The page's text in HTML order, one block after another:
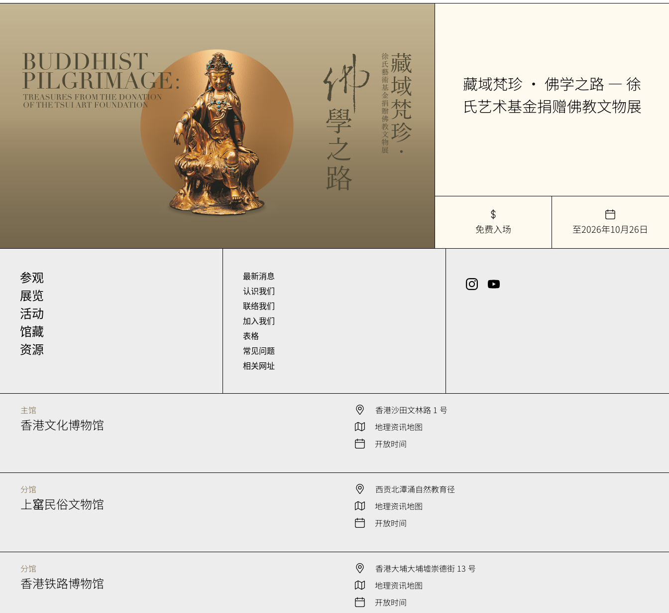
藏域梵珍 • 佛学之路 — 徐
氏艺术基金捐赠佛教文物展
免费入场 至2026年10月26日
参观
展览
活动
馆藏
资源
最新消息
认识我们
联络我们
加入我们
表格
常见问题
相关网址
主馆
香港文化博物馆
香港沙田文林路 1 号
地理资讯地图
开放时间
分馆
上窰民俗文物馆
西贡北潭涌自然教育径
地理资讯地图
开放时间
分馆
香港铁路博物馆
香港大埔大埔墟崇德街 13 号
地理资讯地图
开放时间